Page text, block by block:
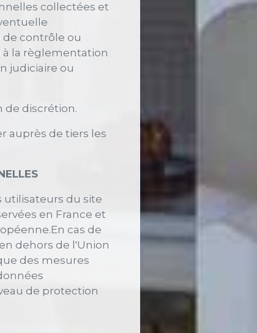
collectées et
de contrôle ou
la règlementation
judiciaire ou
de discrétion.
auprès de tiers les
utilisateurs du site
en France et
cas de
dehors de l'Union
des mesures
de protection